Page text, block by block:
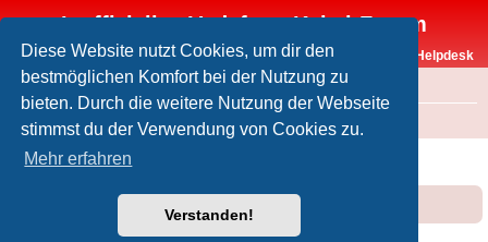
Diese Website nutzt Cookies, um dir den
bestmöglichen Komfort bei der Nutzung zu
bieten. Durch die weitere Nutzung der Webseite
stimmst du der Verwendung von Cookies zu.
Mehr erfahren
Verstanden!
Inoffizielles Vodafone-Kabel-Forum
Vodafone-Kabel-Helpdesk
FAQ
Foren-Übersicht Offtopic
ProSieben wird für eine Woche zu ProAcht